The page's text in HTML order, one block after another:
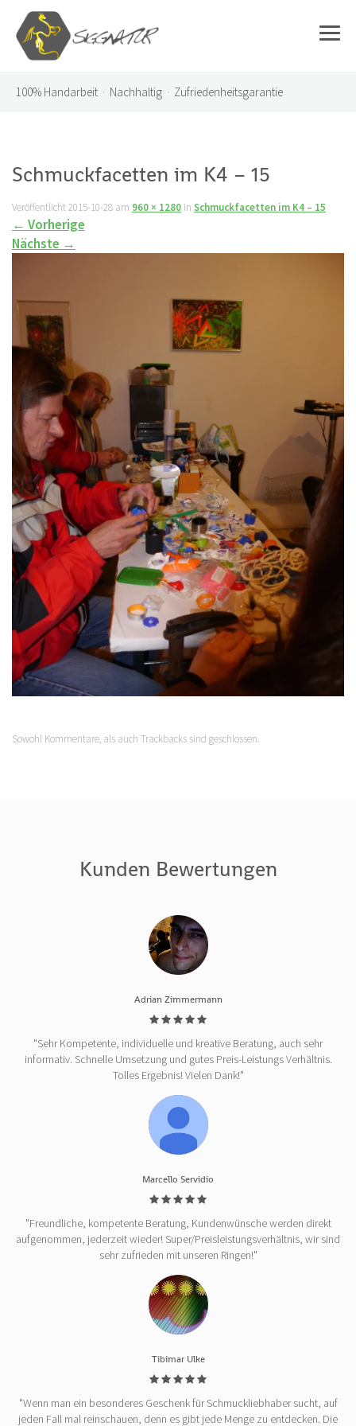
100% Handarbeit · Nachhaltig · Zufriedenheitsgarantie
Schmuckfacetten im K4 – 15
Veröffentlicht2015-10-28 am 960 × 1280 in Schmuckfacetten im K4 – 15
← Vorherige
Nächste →
Sowohl Kommentare, als auch Trackbacks sind geschlossen.
Kunden Bewertungen
Adrian Zimmermann
"Sehr Kompetente, individuelle und kreative Beratung, auch sehr
informativ. Schnelle Umsetzung und gutes Preis-Leistungs Verhältnis.
Tolles Ergebnis! Vielen Dank!"
Marcello Servidio
"Freundliche, kompetente Beratung, Kundenwünsche werden direkt
aufgenommen, jederzeit wieder! Super/Preisleistungsverhältnis, wir sind
sehr zufrieden mit unseren Ringen!"
Tibimar Ulke
"Wenn man ein besonderes Geschenk für Schmuckliebhaber sucht, auf
jeden Fall mal reinschauen, denn es gibt jede Menge zu entdecken. Die